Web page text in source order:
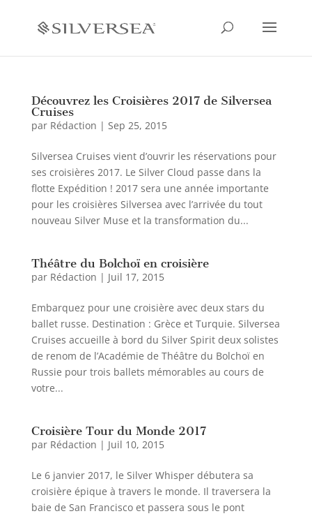
Découvrez les Croisières 2017 de Silversea
Cruises
par Rédaction | Sep 25, 2015
Silversea Cruises vient d’ouvrir les réservations pour
ses croisières 2017. Le Silver Cloud passe dans la
flotte Expédition ! 2017 sera une année importante
pour les croisières Silversea avec l’arrivée du tout
nouveau Silver Muse et la transformation du...
Théâtre du Bolchoï en croisière
par Rédaction | Juil 17, 2015
Embarquez pour une croisière avec deux stars du
ballet russe. Destination : Grèce et Turquie. Silversea
Cruises accueille à bord du Silver Spirit deux solistes
de renom de l’Académie de Théâtre du Bolchoï en
Russie pour trois ballets mémorables au cours de
votre...
Croisière Tour du Monde 2017
par Rédaction | Juil 10, 2015
Le 6 janvier 2017, le Silver Whisper débutera sa
croisière épique à travers le monde. Il traversera la
baie de San Francisco et passera sous le pont